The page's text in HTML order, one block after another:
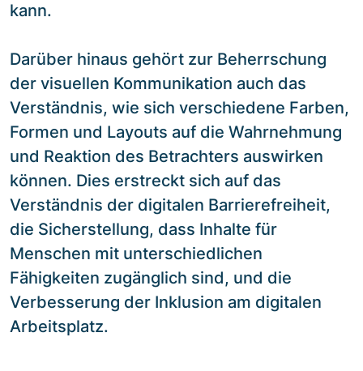
kann.
Darüber hinaus gehört zur Beherrschung
der visuellen Kommunikation auch das
Verständnis, wie sich verschiedene Farben,
Formen und Layouts auf die Wahrnehmung
und Reaktion des Betrachters auswirken
können. Dies erstreckt sich auf das
Verständnis der digitalen Barrierefreiheit,
die Sicherstellung, dass Inhalte für
Menschen mit unterschiedlichen
Fähigkeiten zugänglich sind, und die
Verbesserung der Inklusion am digitalen
Arbeitsplatz.